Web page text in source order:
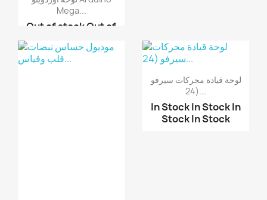
Mega...
Out of stockOut of
Out of stock
لوحة قيادة محركات سيرفو
(24...
In StockIn StockIn
StockIn Stock